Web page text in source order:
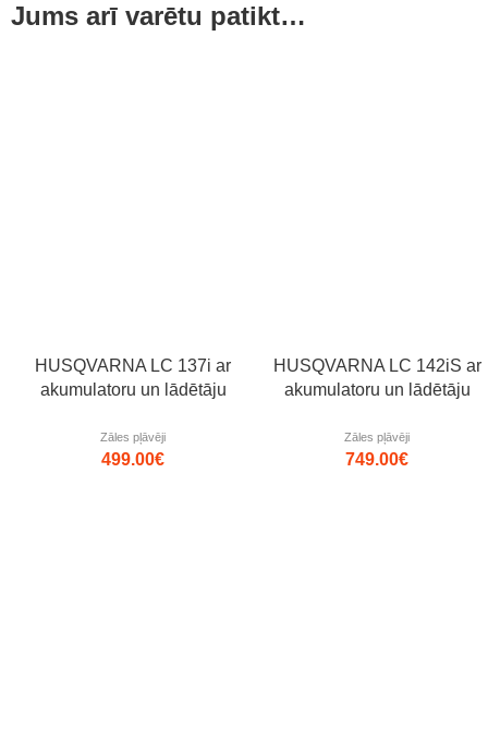
Jums arī varētu patikt…
HUSQVARNA LC 137i ar
akumulatoru un lādētāju
Zāles pļāvēji
499.00€
HUSQVARNA LC 142iS ar
akumulatoru un lādētāju
Zāles pļāvēji
749.00€